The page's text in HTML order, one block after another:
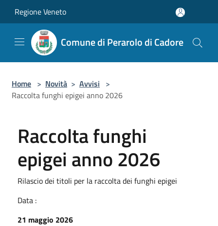
Regione Veneto
Comune di Perarolo di Cadore
Home > Novità > Avvisi >
Raccolta funghi epigei anno 2026
Raccolta funghi
epigei anno 2026
Rilascio dei titoli per la raccolta dei funghi epigei
Data :
21 maggio 2026